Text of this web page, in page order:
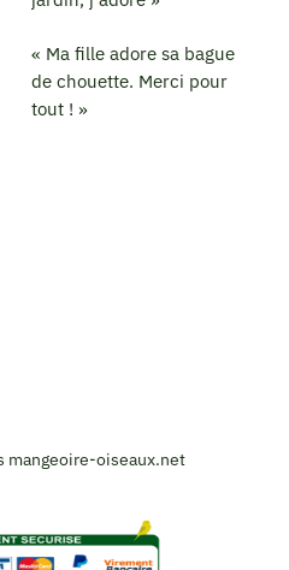
« Ma fille adore sa bague
de chouette. Merci pour
tout ! »
mangeoire-oiseaux.net